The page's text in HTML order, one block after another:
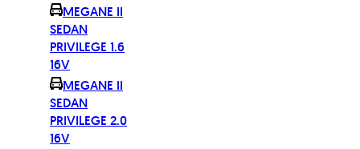
MEGANE II
SEDAN
PRIVILEGE 1.6
16V
MEGANE II
SEDAN
PRIVILEGE 2.0
16V